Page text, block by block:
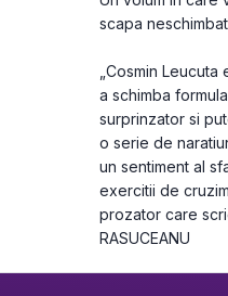
scapa
„Cosmin
a schimba
surprinzator si
o serie de
un sentiment al
exercitii de
prozator care
RASUCEANU